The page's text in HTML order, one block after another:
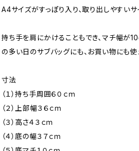
A4サイズがすっぽり入り、取り出しやすいサ
持ち手を肩にかけることもでき、マチ幅が
の多い日のサブバッグにも、お買い物にも使
寸法
（１）持ち手周囲６０ｃｍ
（２）上部幅３６ｃｍ
（３）高さ４３ｃｍ
（４）底の幅３７ｃｍ